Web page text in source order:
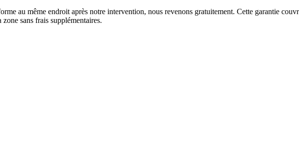
au même endroit après notre intervention, nous revenons gratuitement. Cette garantie
sans frais supplémentaires.